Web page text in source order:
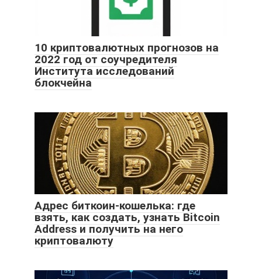
10 криптовалютных прогнозов на
2022 год от соучредителя
Института исследований
блокчейна
Адрес биткоин-кошелька: где
взять, как создать, узнать Bitcoin
Address и получить на него
криптовалюту